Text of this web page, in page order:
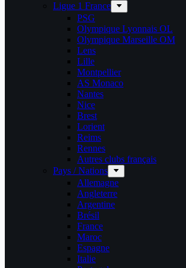
Ligue 1 France
PSG
Olympique Lyonnais OL
Olympique Marseille OM
Lens
Lille
Montpellier
AS Monaco
Nantes
Nice
Brest
Lorient
Reims
Rennes
Autres clubs français
Pays / Nations
Allemagne
Angleterre
Argentine
Brésil
France
Maroc
Espagne
Italie